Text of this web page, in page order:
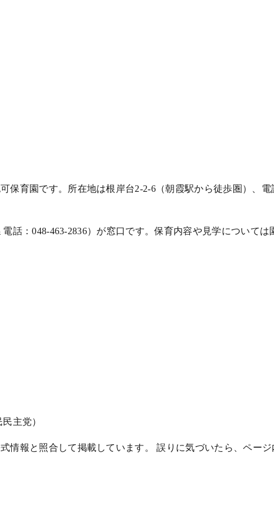
育園です。所在地は根岸台2-2-6（朝霞駅から徒歩圏）、電
話：048-463-2836）が窓口です。保育内容や見学については
主党）
情報と照合して掲載しています。 誤りに気づいたら、ペー